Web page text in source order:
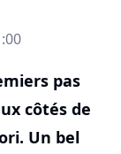
pas
côtés de
Un bel